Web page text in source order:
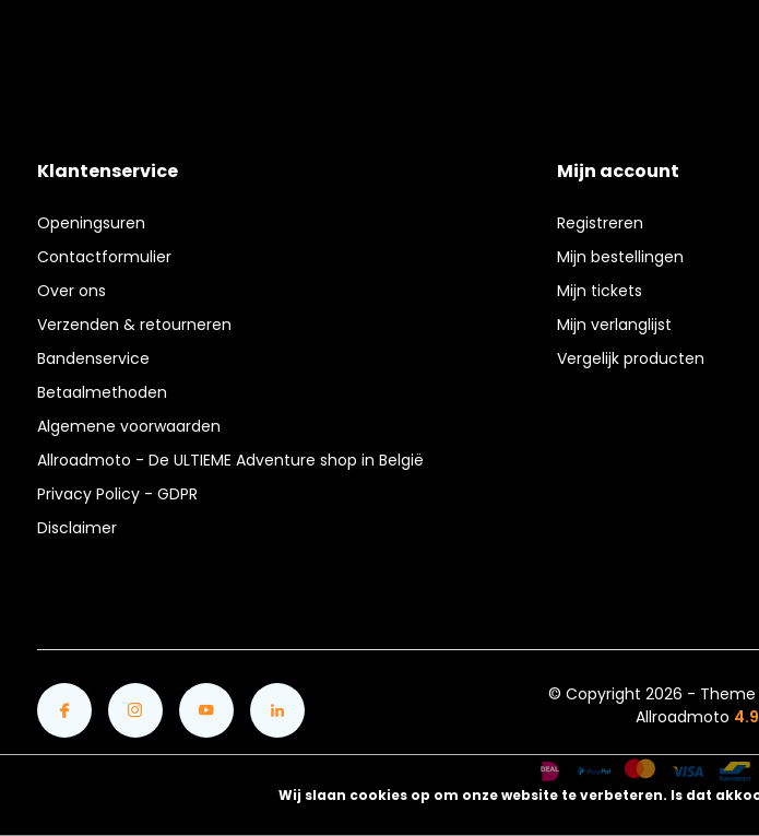
Klantenservice
Openingsuren
Contactformulier
Over ons
Verzenden & retourneren
Bandenservice
Betaalmethoden
Algemene voorwaarden
Allroadmoto - De ULTIEME Adventure shop in België
Privacy Policy - GDPR
Disclaimer
Mijn account
Registreren
Mijn bestellingen
Mijn tickets
Mijn verlanglijst
Vergelijk producten
© Copyright 2026 -
Allroadmoto 4.9
Wij slaan cookies op om onze website te verbeteren. Is dat